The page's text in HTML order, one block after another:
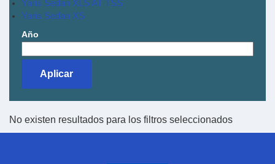
Yaris Sedan XLS AT TSS
Yaris Sedan XS
Año
No existen resultados para los filtros seleccionados